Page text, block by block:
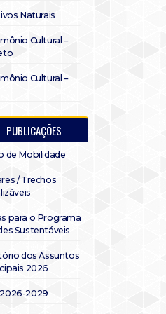
Naturais
Cultural –
Cultural –
PUBLICAÇÕES
de Mobilidade
/ Trechos
para o Programa
Sustentáveis
dos Assuntos
2026
2029